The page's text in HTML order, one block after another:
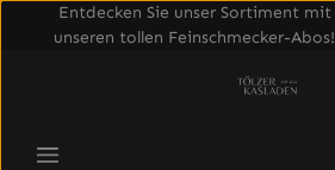
Entdecken Sie unser Sortiment mit
unseren tollen Feinschmecker-Abos!